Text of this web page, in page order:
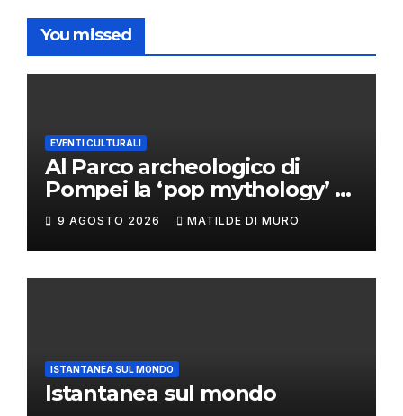
You missed
EVENTI CULTURALI
Al Parco archeologico di
Pompei la ‘pop mythology’ di
Philip Colbert
9 AGOSTO 2026 MATILDE DI MURO
ISTANTANEA SUL MONDO
Istantanea sul mondo